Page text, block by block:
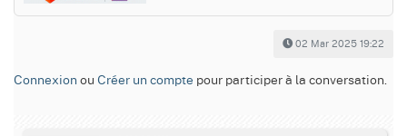
02 Mar 2025 19:22
Connexion ou Créer un compte pour participer à la conversation.